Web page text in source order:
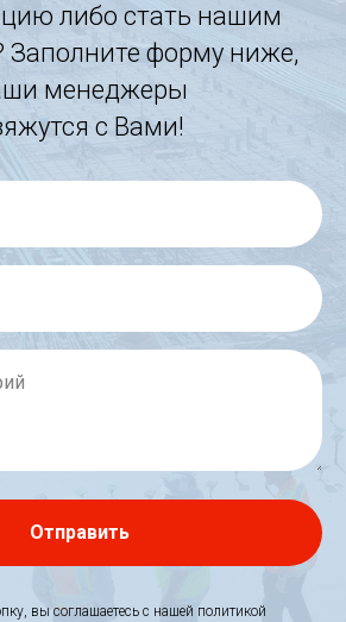
либо стать нашим
Заполните форму ниже,
менеджеры
с Вами!
Отправить
вы соглашаетесь c нашей политикой